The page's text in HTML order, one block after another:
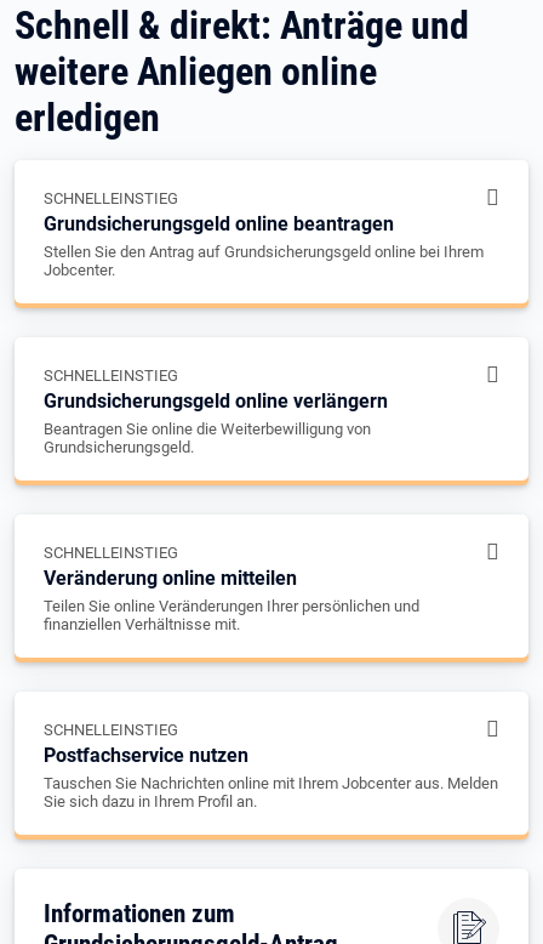
Schnell & direkt: Anträge und
weitere Anliegen online
erledigen
SCHNELLEINSTIEG
Grundsicherungsgeld online beantragen
Stellen Sie den Antrag auf Grundsicherungsgeld online bei Ihrem
Jobcenter.
SCHNELLEINSTIEG
Grundsicherungsgeld online verlängern
Beantragen Sie online die Weiterbewilligung von
Grundsicherungsgeld.
SCHNELLEINSTIEG
Veränderung online mitteilen
Teilen Sie online Veränderungen Ihrer persönlichen und
finanziellen Verhältnisse mit.
SCHNELLEINSTIEG
Postfachservice nutzen
Tauschen Sie Nachrichten online mit Ihrem Jobcenter aus. Melden
Sie sich dazu in Ihrem Profil an.
Informationen zum